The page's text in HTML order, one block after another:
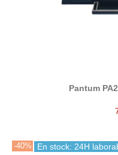
Pantum
-40% En stock: 24H